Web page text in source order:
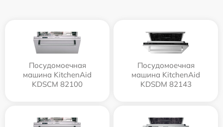
Посудомоечная
машина KitchenAid
KDSCM 82100
Посудомоечная
машина KitchenAid
KDSDM 82143